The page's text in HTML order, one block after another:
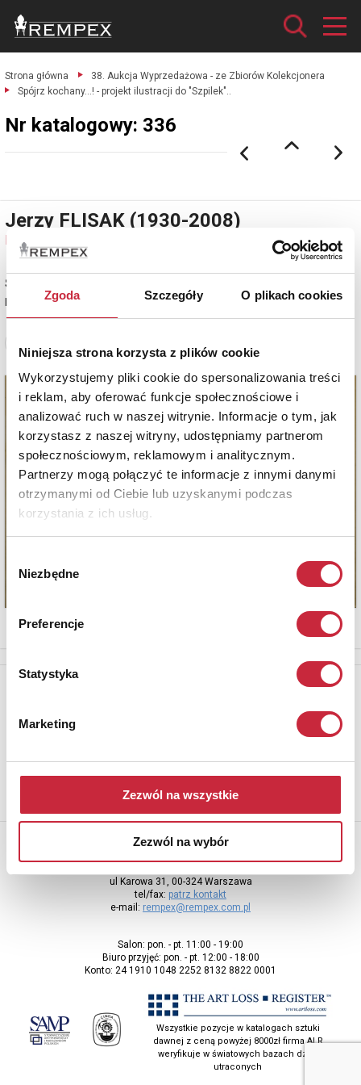
Zgoda Szczegóły O plikach cookies
Niniejsza strona korzysta z plików cookie
Wykorzystujemy pliki cookie do spersonalizowania treści
i reklam, aby oferować funkcje społecznościowe i
analizować ruch w naszej witrynie. Informacje o tym, jak
korzystasz z naszej witryny, udostępniamy partnerom
społecznościowym, reklamowym i analitycznym.
Partnerzy mogą połączyć te informacje z innymi danymi
otrzymanymi od Ciebie lub uzyskanymi podczas
korzystania z ich usług.
zgody
Niezbędne
Preferencje
Statystyka
Marketing
Zezwól na wszystkie
Zezwól na wybór
Strona główna
38. Aukcja Wyprzedażowa - ze Zbiorów Kolekcjonera
Spójrz kochany...! - projekt ilustracji do "Szpilek"..
Nr katalogowy: 336
Jerzy FLISAK (1930-2008)
Nr katalogowy: 336
Spójrz kochany...! - projekt ilustracji do "Szpilek".
piórko, tusz, papier; 18 x 22 cm;
Aby otrzymywać informacje o nowych aukcjach, prosimy podać
Rempex Sp. z o.o
ul Karowa 31, 00-324 Warszawa
tel/fax: patrz kontakt
e-mail: rempex@rempex.com.pl
Salon: pon. - pt. 11:00 - 19:00
Biuro przyjęć: pon. - pt. 12:00 - 18:00
Konto: 24 1910 1048 2252 8132 8822 0001
Wszystkie pozycje w katalogach sztuki
dawnej z ceną powyżej 8000zł firma ALR
weryfikuje w światowych bazach dzieł
utraconych